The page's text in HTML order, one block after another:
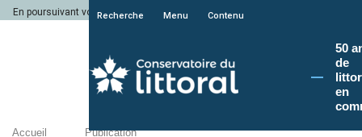
En poursuivant votre navigation sur le site du Conservatoire du littoral, vous
Recherche Menu Contenu
50
de
en
Accueil Publication